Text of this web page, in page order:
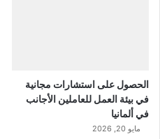
الحصول على استشارات مجانية
في بيئة العمل للعاملين الأجانب
في ألمانيا
مايو 20, 2026